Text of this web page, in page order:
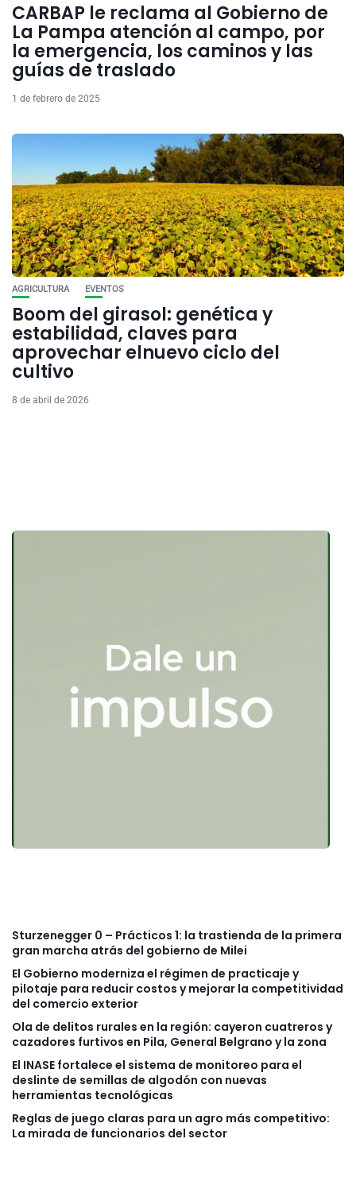
CARBAP le reclama al Gobierno de
La Pampa atención al campo, por
la emergencia, los caminos y las
guías de traslado
1 de febrero de 2025
AGRICULTURA EVENTOS
Boom del girasol: genética y
estabilidad, claves para
aprovechar elnuevo ciclo del
cultivo
8 de abril de 2026
Sturzenegger 0 – Prácticos 1: la trastienda de la primera
gran marcha atrás del gobierno de Milei
El Gobierno moderniza el régimen de practicaje y
pilotaje para reducir costos y mejorar la competitividad
del comercio exterior
Ola de delitos rurales en la región: cayeron cuatreros y
cazadores furtivos en Pila, General Belgrano y la zona
El INASE fortalece el sistema de monitoreo para el
deslinte de semillas de algodón con nuevas
herramientas tecnológicas
Reglas de juego claras para un agro más competitivo:
La mirada de funcionarios del sector